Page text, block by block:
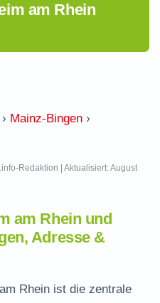
am Rhein
› Mainz-Bingen ›
Redaktion | Aktualisiert: August
am Rhein und
Adresse &
Rhein ist die zentrale